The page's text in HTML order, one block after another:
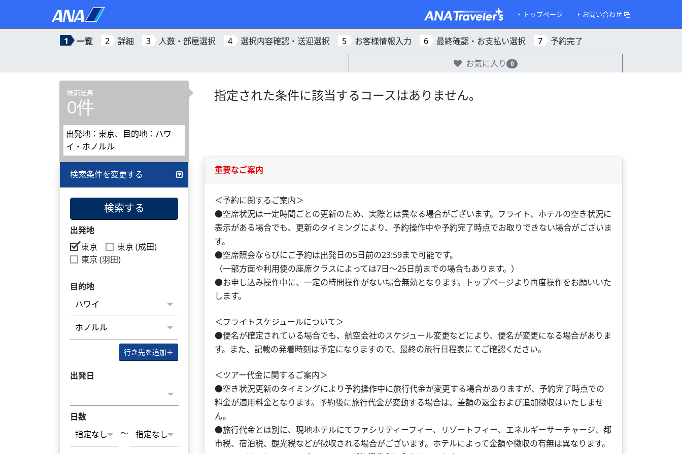
トップページ お問い合わせ
1 一覧 2 詳細 3 人数・部屋選択 4 選択内容確認・送迎選択 5 お客様情報入力 6 最終確認・お支払い選択 7
予約完了
お気に入り
0
検索結果
0件
出発地：東京、目的地：ハワ
イ・ホノルル
検索条件を変更する
検索する
出発地
東京
東京 (成田)
東京 (羽田)
目的地
行き先を追加＋
出発日
日数
～
指定された条件に該当するコースはありません。
重要なご案内
＜予約に関するご案内＞
●空席状況は一定時間ごとの更新のため、実際とは異なる場合がございます。フライト、ホテルの空き状況に
表示がある場合でも、更新のタイミングにより、予約操作中や予約完了時点でお取りできない場合がございま
す。
●空席照会ならびにご予約は出発日の5日前の23:59まで可能です。
（一部方面や利用便の座席クラスによっては7日～25日前までの場合もあります。）
●お申し込み操作中に、一定の時間操作がない場合無効となります。トップページより再度操作をお願いいた
します。
＜フライトスケジュールについて＞
●便名が確定されている場合でも、航空会社のスケジュール変更などにより、便名が変更になる場合がありま
す。また、記載の発着時刻は予定になりますので、最終の旅行日程表にてご確認ください。
＜ツアー代金に関するご案内＞
●空き状況更新のタイミングにより予約操作中に旅行代金が変更する場合がありますが、予約完了時点での
料金が適用料金となります。予約後に旅行代金が変動する場合は、差額の返金および追加徴収はいたしませ
ん。
●旅行代金とは別に、現地ホテルにてファシリティーフィー、リゾートフィー、エネルギーサーチャージ、都
市税、宿泊税、観光税などが徴収される場合がございます。ホテルによって金額や徴収の有無は異なります。